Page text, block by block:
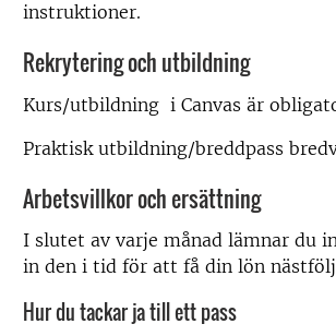
instruktioner.
Rekrytering och utbildning
Kurs/utbildning i Canvas är
Praktisk utbildning/breddpass
Arbetsvillkor och ersättning
I slutet av varje månad lämnar du
in den i tid för att få din lön
Hur du tackar ja till ett pass